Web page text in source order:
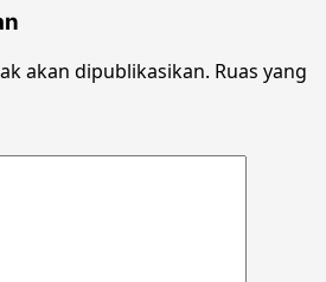
akan dipublikasikan. Ruas yang